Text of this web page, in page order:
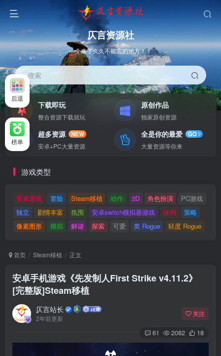
仄言资源社
一个来了久久不能忘的地方！！
搜索
下载即玩
整合资源下载就玩
原创作品
独家原创资源
超多资源
NEW
安卓+PC大量资源
全是你的最爱
GO
大量资源等你来
游戏类型
安卓游戏 冒险 Steam移植 动作 2D 角色扮演
PC游戏
独立
剧情丰富 氛围 安卓switch模拟器游戏 休闲
策略
像素图形
模拟 解谜 探索 可爱 类 Rogue 轻度 Rogue
首页 Steam移植 正文
安卓手机游戏《先发制人First Strike v4.11.2》
[完整版]Steam移植
仄言站长
2年前更新
关注
61 2082 18
后退
榜单